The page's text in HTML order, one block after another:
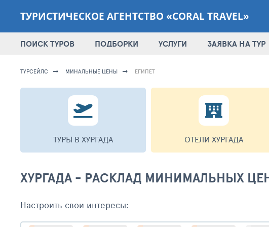
ТУРИСТИЧЕСКОЕ АГЕНТСТВО «CORAL TRAVEL»
ПОИСК ТУРОВ ПОДБОРКИ УСЛУГИ ЗАЯВКА НА ТУР
ТУРСЕЙЛС МИНАЛЬНЫЕ ЦЕНЫ ЕГИПЕТ
ТУРЫ В ХУРГАДА ОТЕЛИ ХУРГАДА
ХУРГАДА - РАСКЛАД МИНИМАЛЬНЫХ
Настроить свои интересы: